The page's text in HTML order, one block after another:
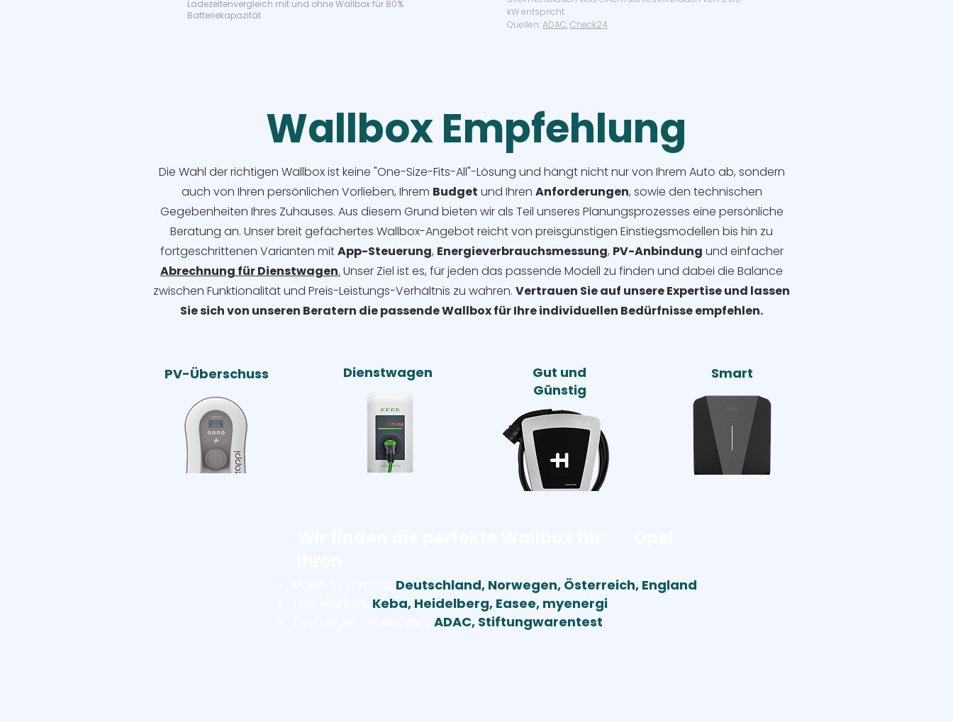
Ladezeitenvergleich mit und ohne Wallbox für 80%
Batteriekapazität
kW entspricht.
Quellen:ADAC,Check24
Wallbox Empfehlung
Die Wahl der richtigen Wallbox ist keine "One-Size-Fits-All"-Lösung und hängt nicht nur von Ihrem Auto ab, sondern
auch von Ihren persönlichen Vorlieben, Ihrem Budget und Ihren Anforderungen, sowie den technischen
Gegebenheiten Ihres Zuhauses. Aus diesem Grund bieten wir als Teil unseres Planungsprozesses eine persönliche
Beratung an. Unser breit gefächertes Wallbox-Angebot reicht von preisgünstigen Einstiegsmodellen bis hin zu
fortgeschrittenen Varianten mitApp-Steuerung, Energieverbrauchsmessung, PV-Anbindung und einfacher
Abrechnung für Dienstwagen. Unser Ziel ist es, für jeden das passende Modell zu finden und dabei die Balance
zwischen Funktionalität und Preis-Leistungs-Verhältnis zu wahren. Vertrauen Sie auf unsere Expertise und lassen
Sie sich von unseren Beratern die passende Wallbox für Ihre individuellen Bedürfnisse empfehlen.
PV-Überschuss Dienstwagen
Gut und
Günstig
Smart
Deutschland, Norwegen, Österreich, England
Keba, Heidelberg, Easee, myenergi
ADAC, Stiftungwarentest